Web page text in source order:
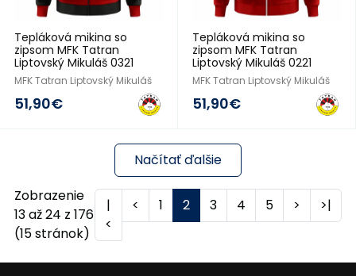
Tepláková mikina so
zipsom MFK Tatran
Liptovský Mikuláš 0321
MFK Tatran Liptovský Mikuláš
51,90€
Tepláková mikina so
zipsom MFK Tatran
Liptovský Mikuláš 0221
MFK Tatran Liptovský Mikuláš
51,90€
Načítať ďalšie
Zobrazenie
13 až 24 z 176
(15 stránok)
|
<
< 1 2 3 4 5 > >|